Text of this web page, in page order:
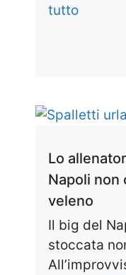
tutto
Lo
Napoli non
veleno
Il big del
stoccata